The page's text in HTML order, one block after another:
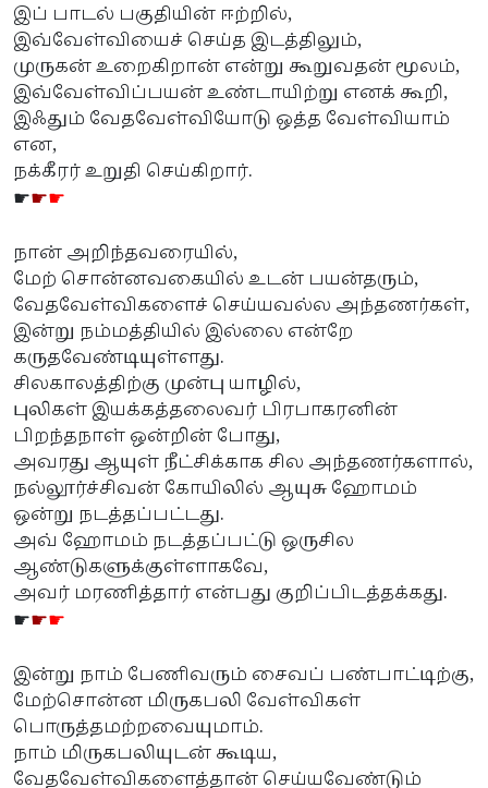
இப் பாடல் பகுதியின் ஈற்றில்,
இவ்வேள்வியைச் செய்த இடத்திலும்,
முருகன் உறைகிறான் என்று கூறுவதன் மூலம்,
இவ்வேள்விப்பயன் உண்டாயிற்று எனக் கூறி,
இஃதும் வேதவேள்வியோடு ஒத்த வேள்வியாம்
என,
நக்கீரர் உறுதி செய்கிறார்.
☛☛☛
நான் அறிந்தவரையில்,
மேற் சொன்னவகையில் உடன் பயன்தரும்,
வேதவேள்விகளைச் செய்யவல்ல அந்தணர்கள்,
இன்று நம்மத்தியில் இல்லை என்றே
கருதவேண்டியுள்ளது.
சிலகாலத்திற்கு முன்பு யாழில்,
புலிகள் இயக்கத்தலைவர் பிரபாகரனின்
பிறந்தநாள் ஒன்றின் போது,
அவரது ஆயுள் நீட்சிக்காக சில அந்தணர்களால்,
நல்லூர்ச்சிவன் கோயிலில் ஆயுசு ஹோமம்
ஒன்று நடத்தப்பட்டது.
அவ் ஹோமம் நடத்தப்பட்டு ஒருசில
ஆண்டுகளுக்குள்ளாகவே,
அவர் மரணித்தார் என்பது குறிப்பிடத்தக்கது.
☛☛☛
இன்று நாம் பேணிவரும் சைவப் பண்பாட்டிற்கு,
மேற்சொன்ன மிருகபலி வேள்விகள்
பொருத்தமற்றவையுமாம்.
நாம் மிருகபலியுடன் கூடிய,
வேதவேள்விகளைத்தான் செய்யவேண்டும்